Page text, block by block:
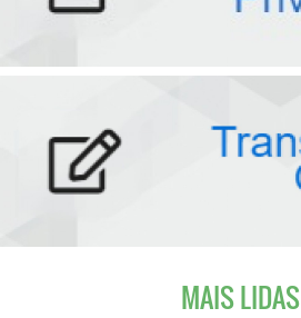
MAIS LIDAS